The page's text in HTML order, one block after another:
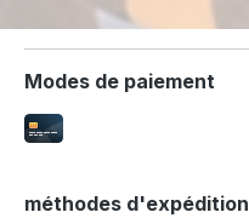
Modes de paiement
méthodes d'expédition